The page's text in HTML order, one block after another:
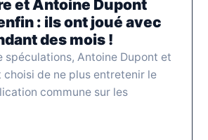
et Antoine Dupont
: ils ont joué avec
des mois !
spéculations, Antoine Dupont et
de ne plus entretenir le
commune sur les